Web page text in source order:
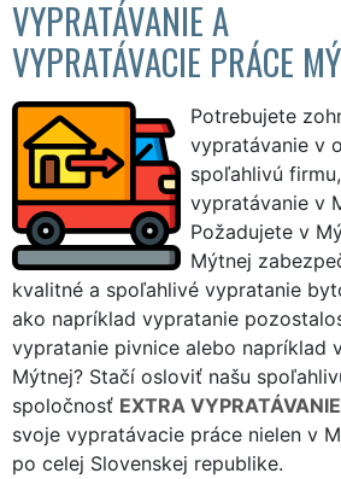
VYPRATÁVANIE A
VYPRATÁVACIE PRÁCE
Potrebujete
vypratávanie v
spoľahlivú
vypratávanie v
Požadujete v
Mýtnej
kvalitné a spoľahlivé vypratanie
ako napríklad vypratanie
vypratanie pivnice alebo napríklad
Mýtnej? Stačí osloviť našu
spoločnosť EXTRA VYPRATÁVANIE
svoje vypratávacie práce nielen v
po celej Slovenskej republike.